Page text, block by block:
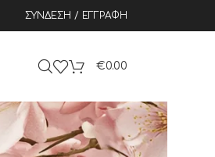
ΣΎΝΔΕΣΗ / ΕΓΓΡΑΦΉ
€0.00